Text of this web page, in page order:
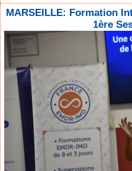
MARSEILLE: Formation
1ère